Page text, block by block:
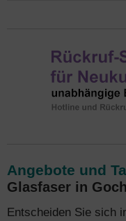
Angebote und
Glasfaser in Goch
Entscheiden Sie sich